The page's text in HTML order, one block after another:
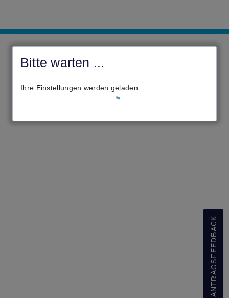
Bitte warten ...
Ihre Einstellungen werden geladen.
ANTRAGSFEEDBACK